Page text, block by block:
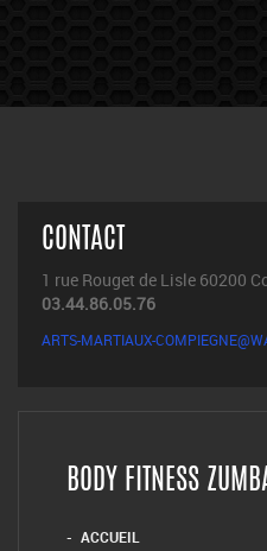
CONTACT
1 rue Rouget de Lisle 60200
03.44.86.05.76
ARTS-MARTIAUX-
BODY FITNESS
ACCUEIL